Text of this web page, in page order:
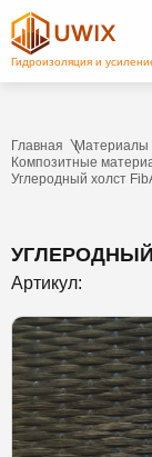
Главная
Материалы
Композитные
Углеродный холст
УГЛЕРОДНЫЙ
Артикул: